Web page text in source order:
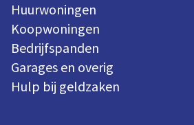
Huurwoningen
Koopwoningen
Bedrijfspanden
Garages en overig
Hulp bij geldzaken